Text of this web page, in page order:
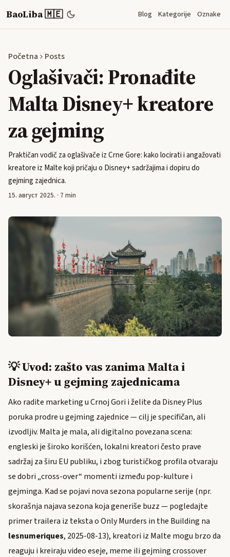
BaoLiba 🇲🇪 Blog Kategorije Oznake
Početna Posts
Oglašivači: Pronađite
Malta Disney+ kreatore
za gejming
Praktičan vodič za oglašivače iz Crne Gore: kako locirati i angažovati
kreatore iz Malte koji pričaju o Disney+ sadržajima i dopiru do
gejming zajednica.
15. август 2025. · 7 min
💡 Uvod: zašto vas zanima Malta i
Disney+ u gejming zajednicama
Ako radite marketing u Crnoj Gori i želite da Disney Plus
poruka prodre u gejming zajednice — cilj je specifičan, ali
izvodljiv. Malta je mala, ali digitalno povezana scena:
engleski je široko korišćen, lokalni kreatori često prave
sadržaj za širu EU publiku, i zbog turističkog profila otvaraju
se dobri „cross-over“ momenti između pop-kulture i
gejminga. Kad se pojavi nova sezona popularne serije (npr.
skorašnja najava sezona koja generiše buzz — pogledajte
primer trailera iz teksta o Only Murders in the Building na
lesnumeriques, 2025-08-13), kreatori iz Malte mogu brzo da
reaguju i kreiraju video eseje, meme ili gejming crossover